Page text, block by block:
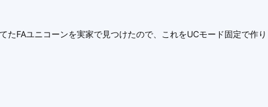
たFAユニコーンを実家で見つけたので、これをUCモード固定で作り